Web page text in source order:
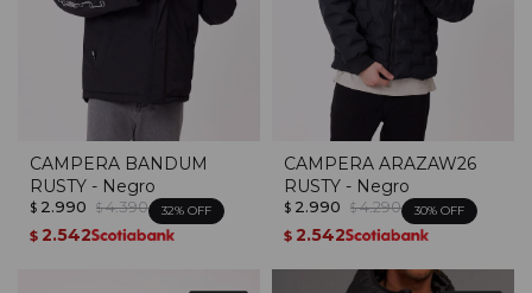
CAMPERA BANDUM
RUSTY - Negro
$ 2.990 $ 4.390 32
$ 2.542
CAMPERA ARAZAW26
RUSTY - Negro
$ 2.990 $ 4.290 30
$ 2.542